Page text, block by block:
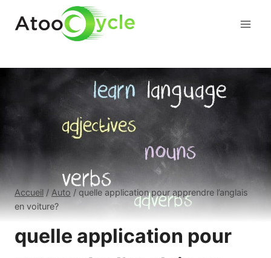
Accueil / Auto / quelle application pour apprendre l’anglais
en voiture?
quelle application pour